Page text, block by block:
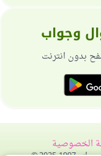
وجواب
بدون انترنت
الخصوصية